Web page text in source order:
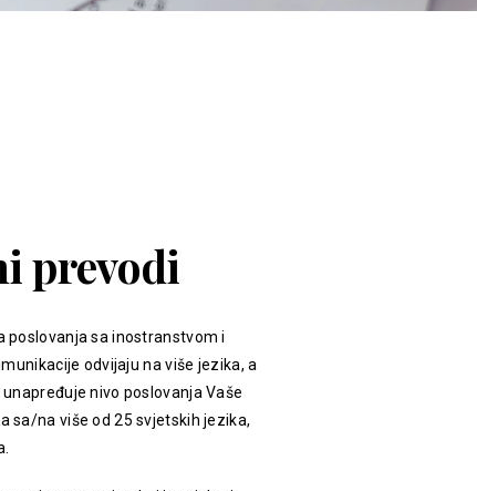
prevodi
poslovanja sa inostranstvom i
odvijaju na više jezika, a
nivo poslovanja Vaše
sa/na više od 25 svjetskih jezika,